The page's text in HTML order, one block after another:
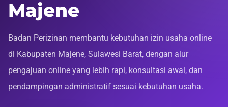
Majene
Badan Perizinan membantu kebutuhan izin usaha online
di Kabupaten Majene, Sulawesi Barat, dengan alur
pengajuan online yang lebih rapi, konsultasi awal, dan
pendampingan administratif sesuai kebutuhan usaha.